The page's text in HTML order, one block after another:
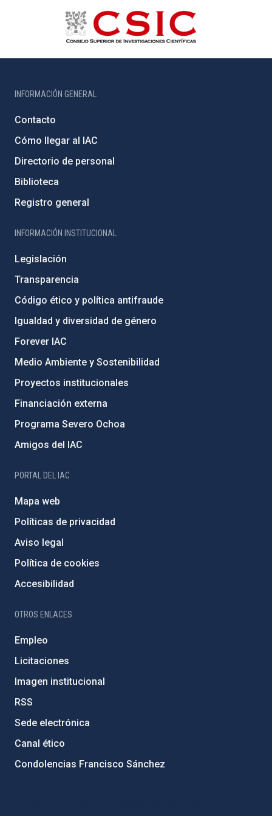
INFORMACIÓN GENERAL
Contacto
Cómo llegar al IAC
Directorio de personal
Biblioteca
Registro general
INFORMACIÓN INSTITUCIONAL
Legislación
Transparencia
Código ético y política antifraude
Igualdad y diversidad de género
Forever IAC
Medio Ambiente y Sostenibilidad
Proyectos institucionales
Financiación externa
Programa Severo Ochoa
Amigos del IAC
PORTAL DEL IAC
Mapa web
Políticas de privacidad
Aviso legal
Política de cookies
Accesibilidad
OTROS ENLACES
Empleo
Licitaciones
Imagen institucional
RSS
Sede electrónica
Canal ético
Condolencias Francisco Sánchez